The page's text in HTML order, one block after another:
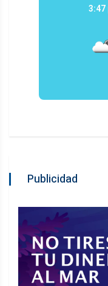
3:47
Publicidad